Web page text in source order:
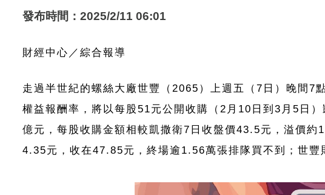
發布時間：2025/2/11 06:01
財經中心／綜合報導
走過半世紀的螺絲大廠世豐（2065）上週五（7日）晚間7
權益報酬率，將以每股51元公開收購（2月10日到3月5日
億元，每股收購金額相較凱撒衛7日收盤價43.5元，溢價
4.35元，收在47.85元，終場逾1.56萬張排隊買不到；世